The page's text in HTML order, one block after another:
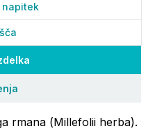
rmana (Millefolii herba).
napitek